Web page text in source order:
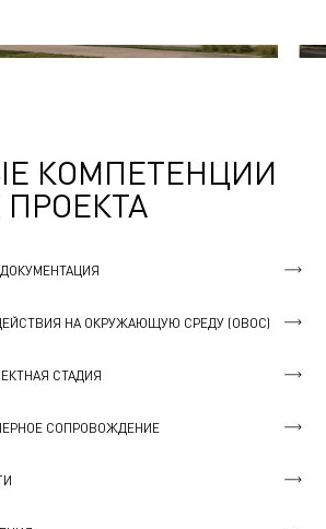
КОМПЕТЕНЦИИ
ПРОЕКТА
НА ОКРУЖАЮЩУЮ СРЕДУ (ОВОС)
СТАДИЯ
СОПРОВОЖДЕНИЕ